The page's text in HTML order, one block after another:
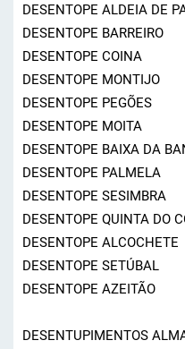
DESENTOPE ALDEIA DE
DESENTOPE BARREIRO
DESENTOPE COINA
DESENTOPE MONTIJO
DESENTOPE PEGÕES
DESENTOPE MOITA
DESENTOPE BAIXA DA
DESENTOPE PALMELA
DESENTOPE SESIMBRA
DESENTOPE QUINTA DO
DESENTOPE ALCOCHETE
DESENTOPE SETÚBAL
DESENTOPE AZEITÃO
DESENTUPIMENTOS